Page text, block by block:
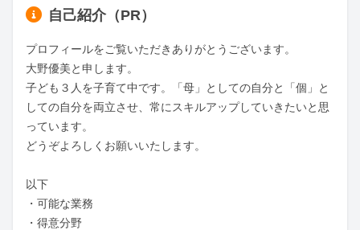
自己紹介（PR）
プロフィールをご覧いただきありがとうございます。
大野優美と申します。
子ども３人を子育て中です。「母」としての自分と「個」と
しての自分を両立させ、常にスキルアップしていきたいと思
っています。
どうぞよろしくお願いいたします。
以下
・可能な業務
・得意分野